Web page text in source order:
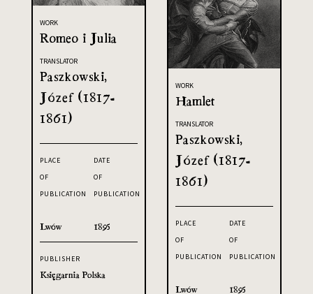
WORK
Romeo i Julia
TRANSLATOR
Paszkowski,
Józef (1817-
1861)
PLACE
OF
PUBLICATION
Lwów
DATE
OF
PUBLICATION
1895
PUBLISHER
Księgarnia Polska
WORK
Hamlet
TRANSLATOR
Paszkowski,
Józef (1817-
1861)
PLACE
OF
PUBLICATION
Lwów
DATE
OF
PUBLICATION
1895